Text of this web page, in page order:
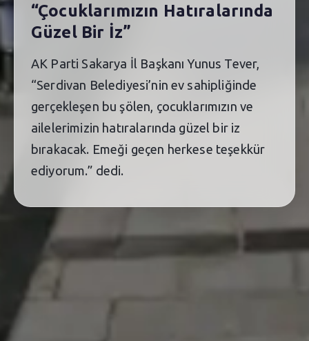
“Çocuklarımızın Hatıralarında
Güzel Bir İz”
AK Parti Sakarya İl Başkanı Yunus Tever,
“Serdivan Belediyesi’nin ev sahipliğinde
gerçekleşen bu şölen, çocuklarımızın ve
ailelerimizin hatıralarında güzel bir iz
bırakacak. Emeği geçen herkese teşekkür
ediyorum.” dedi.